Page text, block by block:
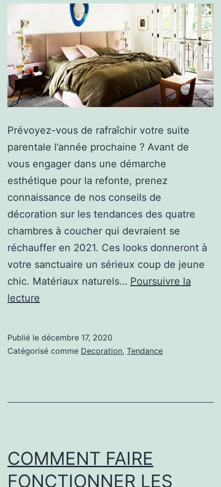
Prévoyez-vous de rafraîchir votre suite
parentale l’année prochaine ? Avant de
vous engager dans une démarche
esthétique pour la refonte, prenez
connaissance de nos conseils de
décoration sur les tendances des quatre
chambres à coucher qui devraient se
réchauffer en 2021. Ces looks donneront à
votre sanctuaire un sérieux coup de jeune
chic. Matériaux naturels… Poursuivre la
lecture
chambres
Publié le décembre 17, 2020
Catégorisé comme Decoration, Tendance
COMMENT FAIRE
FONCTIONNER LES